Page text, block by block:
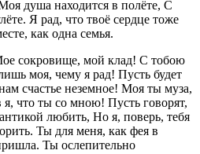
душа находится в полёте, С
Я рад, что твоё сердце тоже
как одна семья.
сокровище, мой клад! С тобою
моя, чему я рад! Пусть будет
счастье неземное! Моя ты муза,
я, что ты со мною! Пусть говорят,
любить, Но я, поверь, тебя
Ты для меня, как фея в
Ты ослепительно